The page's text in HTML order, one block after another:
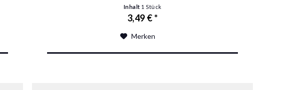
Inhalt 1 Stück
3,49 € *
Merken